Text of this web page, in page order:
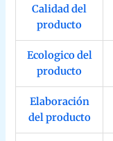
Calidad del
producto
Ecologico del
producto
Elaboración
del producto